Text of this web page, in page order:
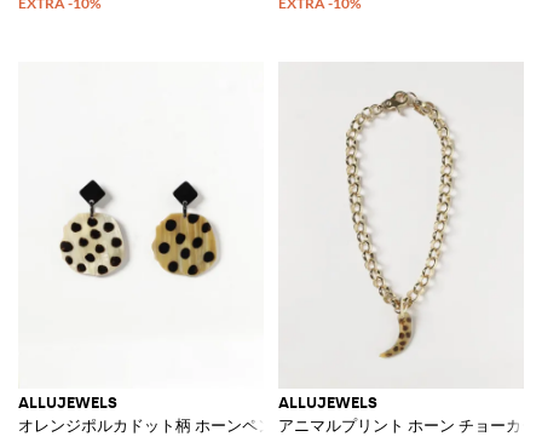
ALLUJEWELS
オレンジポルカドット柄 ホーンペンダントピアス
ALLUJEWELS
アニマルプリント ホーン チョーカ